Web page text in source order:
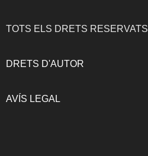
TOTS ELS DRETS RESERVATS
DRETS D'AUTOR
AVÍS LEGAL